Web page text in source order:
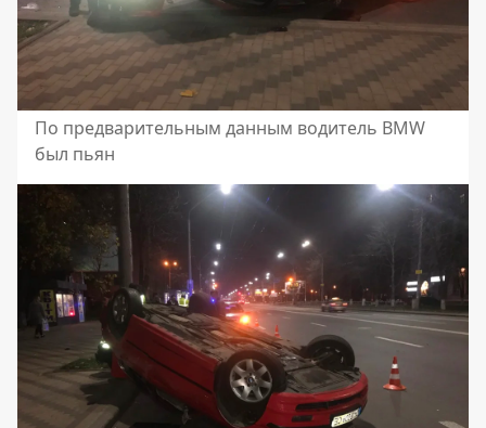
По предварительным данным водитель BMW
был пьян